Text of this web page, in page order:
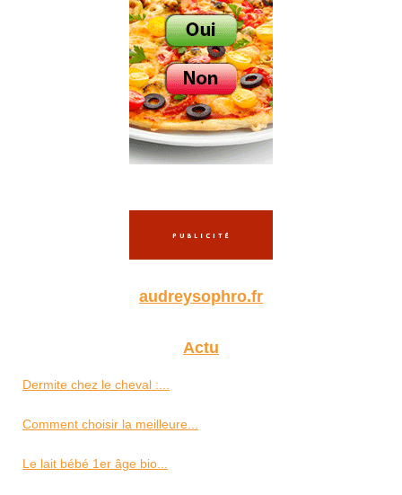
audreysophro.fr
Actu
Dermite chez le cheval :...
Comment choisir la meilleure...
Le lait bébé 1er âge bio...